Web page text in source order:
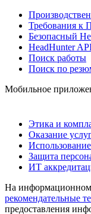
Требования к
Безопасный
HeadHunter
Поиск работы
Поиск по
Мобильное
Этика и
Оказание
Защита
ИТ
На информационном
рекомендательные
предоставления